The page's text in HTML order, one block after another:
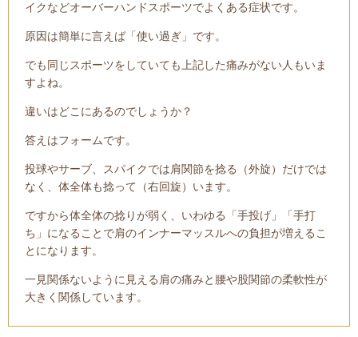
イクなどオーバーハンドスポーツでよくある症状です。
原因は簡単に言えば「使い過ぎ」です。
でも同じスポーツをしていても上記した痛みがない人もいま
すよね。
違いはどこにあるのでしょうか？
答えはフォームです。
投球やサーブ、スパイクでは肩関節を捻る（外旋）だけでは
なく、体全体も捻って（右回旋）います。
ですから体全体の捻りが弱く、いわゆる「手投げ」「手打
ち」になることで肩のインナーマッスルへの負担が増えるこ
とになります。
一見関係ないように見える肩の痛みと腰や股関節の柔軟性が
大きく関係しています。